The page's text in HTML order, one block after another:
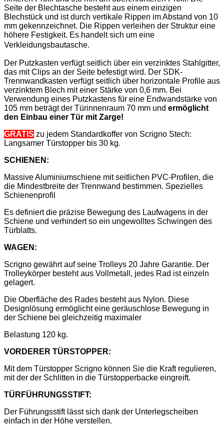
Seite der Blechtasche besteht aus einem einzigen
Blechstück und ist durch vertikale Rippen im Abstand von 10
mm gekennzeichnet. Die Rippen verleihen der Struktur eine
höhere Festigkeit. Es handelt sich um eine
Verkleidungsbautasche.
Der Putzkasten verfügt seitlich über ein verzinktes Stahlgitter,
das mit Clips an der Seite befestigt wird. Der SDK-
Trennwandkasten verfügt seitlich über horizontale Profile aus
verzinktem Blech mit einer Stärke von 0,6 mm. Bei
Verwendung eines Putzkastens für eine Endwandstärke von
105 mm beträgt der Türinnenraum 70 mm und ermöglicht
den Einbau einer Tür mit Zarge!
GRATIS zu jedem Standardkoffer von Scrigno Stech:
Langsamer Türstopper bis 30 kg.
SCHIENEN:
Massive Aluminiumschiene mit seitlichen PVC-Profilen, die
die Mindestbreite der Trennwand bestimmen. Spezielles
Schienenprofil
Es definiert die präzise Bewegung des Laufwagens in der
Schiene und verhindert so ein ungewolltes Schwingen des
Türblatts.
WAGEN:
Scrigno gewährt auf seine Trolleys 20 Jahre Garantie. Der
Trolleykörper besteht aus Vollmetall, jedes Rad ist einzeln
gelagert.
Die Oberfläche des Rades besteht aus Nylon. Diese
Designlösung ermöglicht eine geräuschlose Bewegung in
der Schiene bei gleichzeitig maximaler
Belastung 120 kg.
VORDERER TÜRSTOPPER:
Mit dem Türstopper Scrigno können Sie die Kraft regulieren,
mit der der Schlitten in die Türstopperbacke eingreift.
TÜRFÜHRUNGSSTIFT:
Der Führungsstift lässt sich dank der Unterlegscheiben
einfach in der Höhe verstellen.